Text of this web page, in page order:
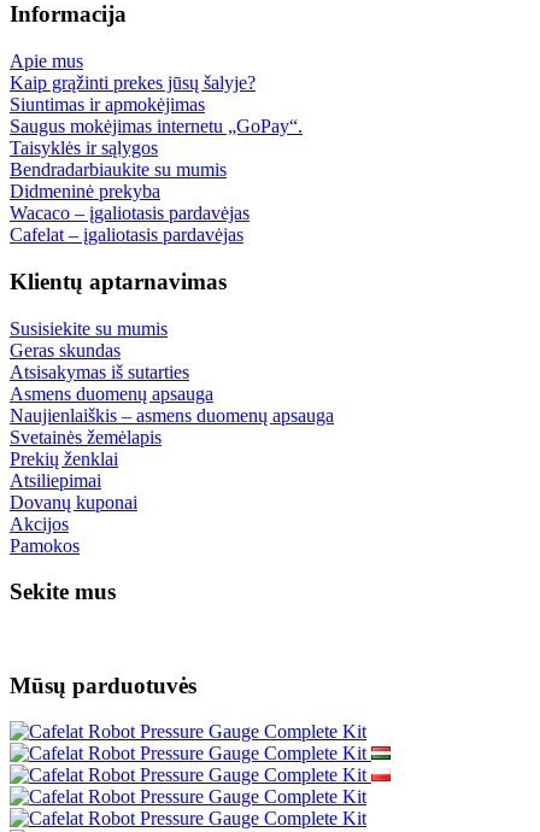
Informacija
Apie mus
Kaip grąžinti prekes jūsų šalyje?
Siuntimas ir apmokėjimas
Saugus mokėjimas internetu „GoPay“.
Taisyklės ir sąlygos
Bendradarbiaukite su mumis
Didmeninė prekyba
Wacaco – įgaliotasis pardavėjas
Cafelat – įgaliotasis pardavėjas
Klientų aptarnavimas
Susisiekite su mumis
Geras skundas
Atsisakymas iš sutarties
Asmens duomenų apsauga
Naujienlaiškis – asmens duomenų apsauga
Svetainės žemėlapis
Prekių ženklai
Atsiliepimai
Dovanų kuponai
Akcijos
Pamokos
Sekite mus
Mūsų parduotuvės